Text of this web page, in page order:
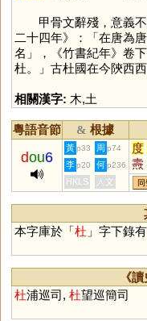
甲骨文辭殘，意義不
二十四年》：「在唐為
名」，《竹書紀年》卷
杜。」古杜國在今陝西西
相關漢字: 木,土
粵語音節 & 根據
dou6
黃 p33 周 p74 度
燾
芏
李 p20 何 p236
HKLS 人文
本字庫於「杜 」字下錄有
《
杜浦巡司, 杜望巡簡司